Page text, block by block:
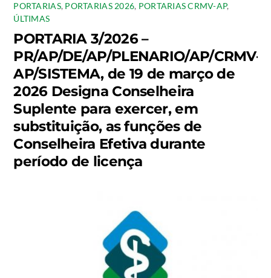
PORTARIAS, PORTARIAS 2026, PORTARIAS CRMV-AP,
ÚLTIMAS
PORTARIA 3/2026 –
PR/AP/DE/AP/PLENARIO/AP/CRMV-
AP/SISTEMA, de 19 de março de
2026 Designa Conselheira
Suplente para exercer, em
substituição, as funções de
Conselheira Efetiva durante
período de licença